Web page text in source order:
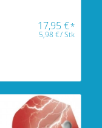
17,95€*
5,98€/Stk